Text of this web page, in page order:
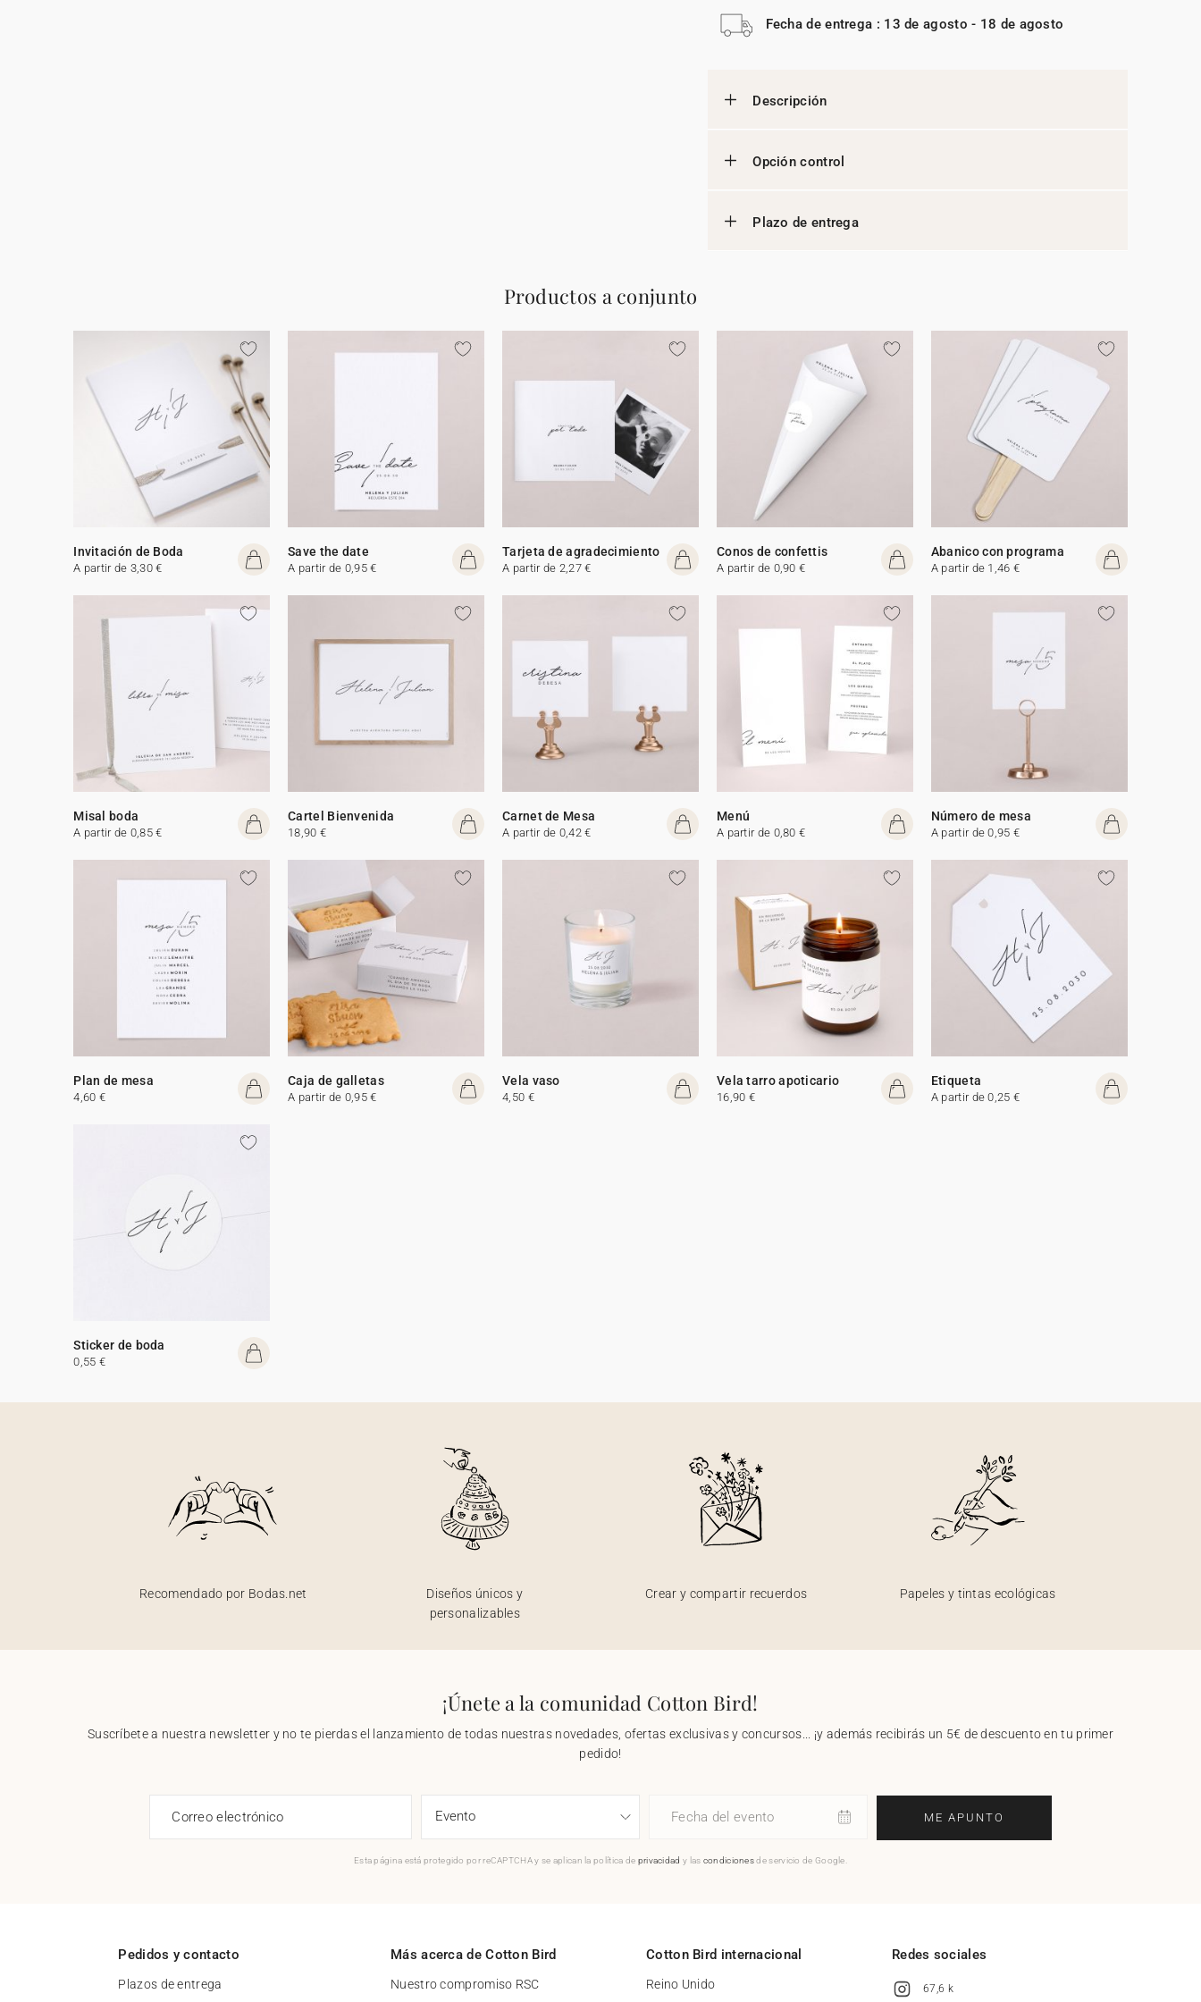
Fecha de entrega : 13 de agosto - 18 de agosto
Descripción
Opción control
Plazo de entrega
Productos a conjunto
Invitación de Boda
A partir de 3,30 €
Save the date
A partir de 0,95 €
Tarjeta de agradecimiento
A partir de 2,27 €
Conos de confettis
A partir de 0,90 €
Abanico con programa
A partir de 1,46 €
Misal boda
A partir de 0,85 €
Cartel Bienvenida
18,90 €
Carnet de Mesa
A partir de 0,42 €
Menú
A partir de 0,80 €
Número de mesa
A partir de 0,95 €
Plan de mesa
4,60 €
Caja de galletas
A partir de 0,95 €
Vela vaso
4,50 €
Vela tarro apoticario
16,90 €
Etiqueta
A partir de 0,25 €
Sticker de boda
0,55 €
Recomendado por Bodas.net
Diseños únicos y
personalizables
Crear y compartir recuerdos Papeles y tintas ecológicas
¡Únete a la comunidad Cotton Bird!
Suscríbete a nuestra newsletter y no te pierdas el lanzamiento de todas nuestras novedades, ofertas exclusivas y concursos... ¡y además recibirás un 5€ de descuento en tu primer
pedido!
Correo electrónico Fecha del evento ME APUNTO
Esta página está protegido por reCAPTCHA y se aplican la política de privacidad y las condicionesde servicio de Google.
Pedidos y contacto
Plazos de entrega
Más acerca de Cotton Bird
Nuestro compromiso RSC
Cotton Bird internacional
Reino Unido
Redes sociales
67,6 k